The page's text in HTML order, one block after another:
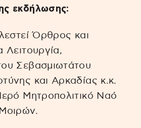
εκδήλωσης:
Όρθρος και
Λειτουργία,
Σεβασμιωτάτου
και Αρκαδίας κ.κ.
Μητροπολιτικό Ναό